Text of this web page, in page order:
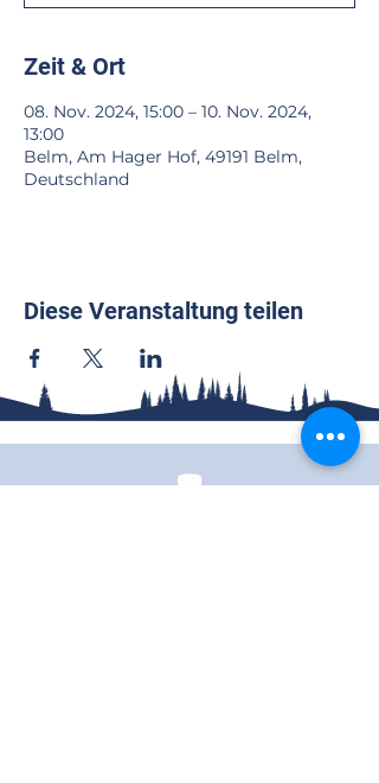
Zeit & Ort
08. Nov. 2024, 15:00 – 10. Nov. 2024,
13:00
Belm, Am Hager Hof, 49191 Belm,
Deutschland
Diese Veranstaltung teilen